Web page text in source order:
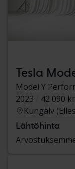
Tesla
Model Y
2023
42 090
Kungälv
Lähtöhinta